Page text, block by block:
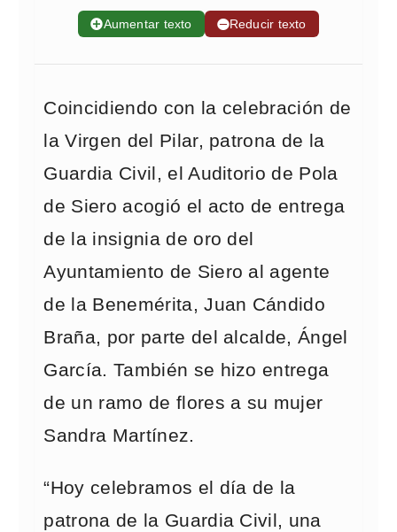
➕Aumentar texto ➖Reducir texto
Coincidiendo con la celebración de
la Virgen del Pilar, patrona de la
Guardia Civil, el Auditorio de Pola
de Siero acogió el acto de entrega
de la insignia de oro del
Ayuntamiento de Siero al agente
de la Benemérita, Juan Cándido
Braña, por parte del alcalde, Ángel
García. También se hizo entrega
de un ramo de flores a su mujer
Sandra Martínez.
“Hoy celebramos el día de la
patrona de la Guardia Civil, una